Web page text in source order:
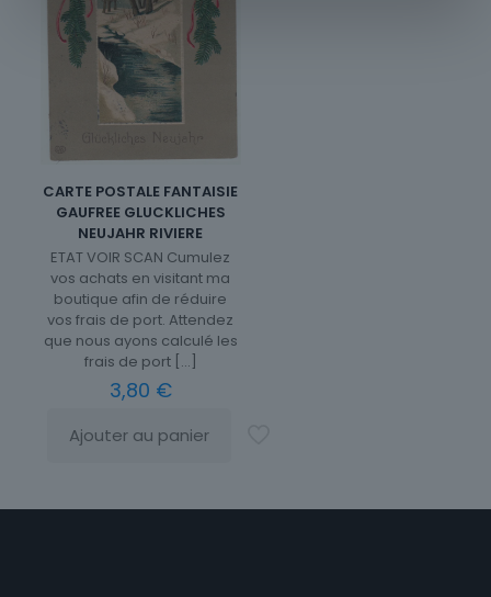
CARTE POSTALE FANTAISIE
GAUFREE GLUCKLICHES
NEUJAHR RIVIERE
ETAT VOIR SCAN Cumulez
vos achats en visitant ma
boutique afin de réduire
vos frais de port. Attendez
que nous ayons calculé les
frais de port[…]
3,80 €
Ajouter au panier